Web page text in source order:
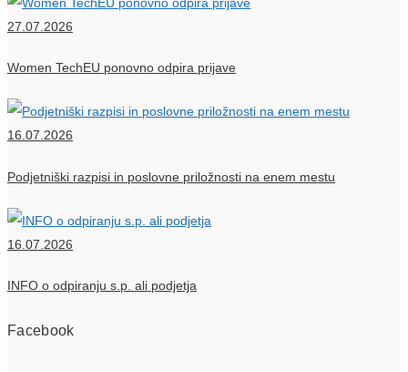
27.07.2026
Women TechEU ponovno odpira prijave
16.07.2026
Podjetniški razpisi in poslovne priložnosti na enem mestu
16.07.2026
INFO o odpiranju s.p. ali podjetja
Facebook